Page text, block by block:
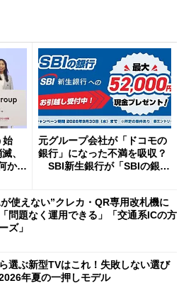
始
、
か解
元グループ会社が「ドコモの
銀行」になった不満を吸収？
SBI新生銀行が「SBIの銀
開催
使えない”クレカ・QR専用改札機に
問題なく運用できる」「交通系ICの方
ズ」
選ぶ新型TVはこれ！失敗しない選び
年夏の一押しモデル